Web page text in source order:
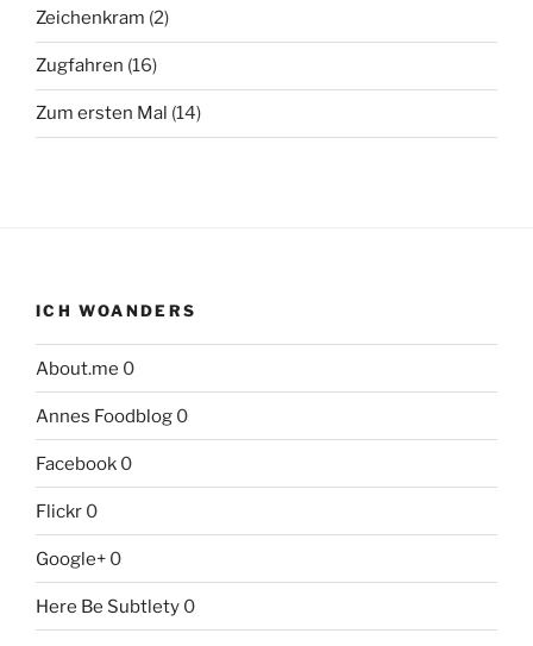
Zeichenkram (2)
Zugfahren (16)
Zum ersten Mal (14)
ICH WOANDERS
About.me 0
Annes Foodblog 0
Facebook 0
Flickr 0
Google+ 0
Here Be Subtlety 0